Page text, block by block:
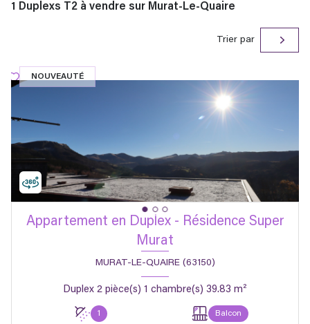
1 Duplexs T2 à vendre sur Murat-Le-Quaire
Trier par
NOUVEAUTÉ
Appartement en Duplex - Résidence Super
Murat
MURAT-LE-QUAIRE (63150)
Duplex 2 pièce(s) 1 chambre(s) 39.83 m²
1 Balcon